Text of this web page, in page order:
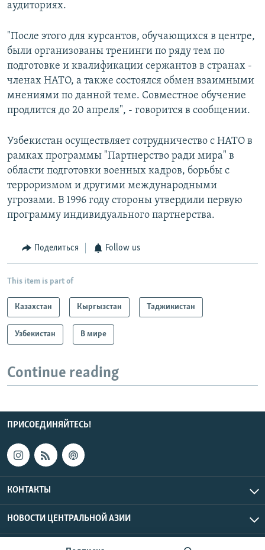
аудиториях.
"После этого для курсантов, обучающихся в центре,
были организованы тренинги по ряду тем по
подготовке и квалификации сержантов в странах -
членах НАТО, а также состоялся обмен взаимными
мнениями по данной теме. Совместное обучение
продлится до 20 апреля", - говорится в сообщении.
Узбекистан осуществляет сотрудничество с НАТО в
рамках программы "Партнерство ради мира" в
области подготовки военных кадров, борьбы с
терроризмом и другими международными
угрозами. В 1996 году стороны утвердили первую
программу индивидуального партнерства.
Поделиться Follow us
This item is part of
Казахстан Кыргызстан Таджикистан
Узбекистан В мире
Continue reading
ПРИСОЕДИНЯЙТЕСЬ!
КОНТАКТЫ
НОВОСТИ ЦЕНТРАЛЬНОЙ АЗИИ